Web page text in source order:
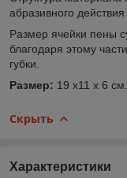
абразивного
Размер ячейки пены
благодаря этому
губки.
Размер: 19 х11 х 6 см.
Скрыть
Характеристики